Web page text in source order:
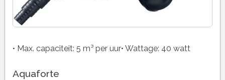
• Max. capaciteit: 5 m³ per uur• Wattage: 40 watt
Aquaforte